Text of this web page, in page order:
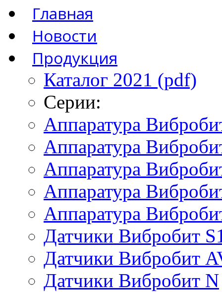
Главная
Новости
Продукция
Каталог 2021 (pdf)
Серии:
Аппаратура
Аппаратура
Аппаратура
Аппаратура
Аппаратура
Датчики Вибробит
Датчики Вибробит
Датчики Вибробит N